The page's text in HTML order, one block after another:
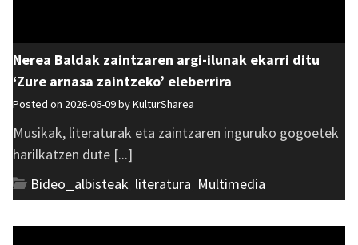
Nerea Baldak zaintzaren argi-ilunak ekarri ditu
‘Zure arnasa zaintzeko’ eleberrira
Posted on 2026-06-09 byKulturSharea
Musikak, literaturak eta zaintzaren inguruko gogoetek
harilkatzen dute [...]
Bideo_albisteak literatura Multimedia